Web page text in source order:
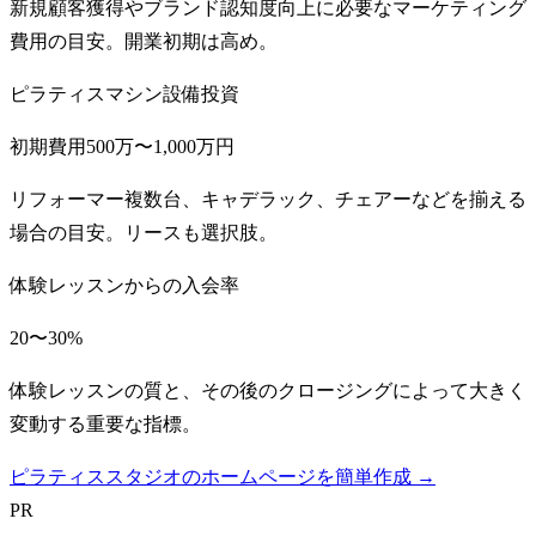
新規顧客獲得やブランド認知度向上に必要なマーケティング
費用の目安。開業初期は高め。
ピラティスマシン設備投資
初期費用500万〜1,000万円
リフォーマー複数台、キャデラック、チェアーなどを揃える
場合の目安。リースも選択肢。
体験レッスンからの入会率
20〜30%
体験レッスンの質と、その後のクロージングによって大きく
変動する重要な指標。
ピラティススタジオのホームページを簡単作成 →
PR